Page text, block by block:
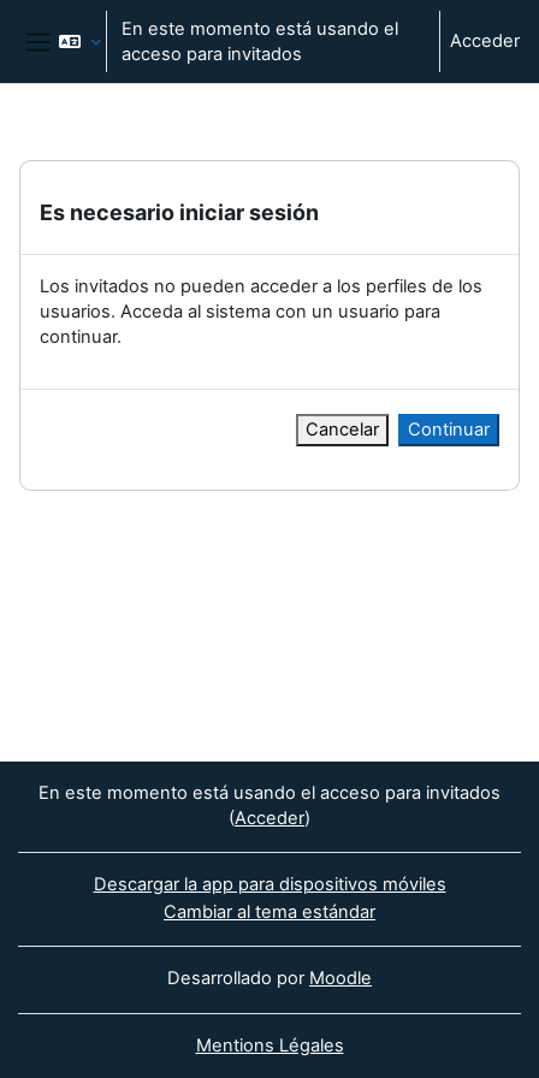
Salta al contenido principal
Panel lateral
En este momento está usando el
acceso para invitados
Acceder
Es necesario iniciar sesión
Los invitados no pueden acceder a los perfiles de los
usuarios. Acceda al sistema con un usuario para
continuar.
Cancelar Continuar
En este momento está usando el acceso para invitados
(Acceder)
Descargar la app para dispositivos móviles
Cambiar al tema estándar
Desarrollado por Moodle
Mentions Légales